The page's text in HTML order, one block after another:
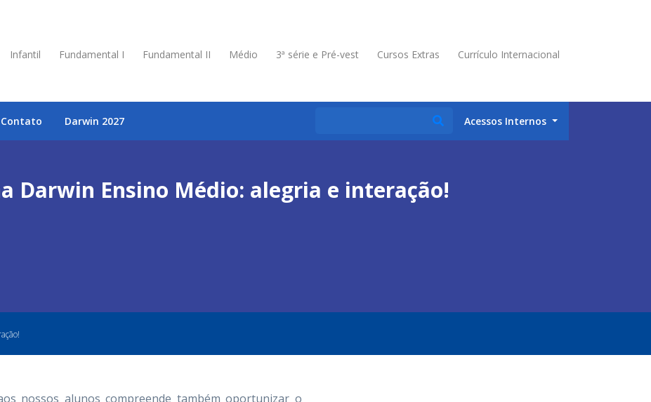
Infantil Fundamental I Fundamental II Médio 3ª série e Pré-vest Cursos Extras Currículo Internacional
Contato Darwin 2027 Acessos Internos
Darwin Ensino Médio: alegria e interação!
nossos alunos compreende também oportunizar o